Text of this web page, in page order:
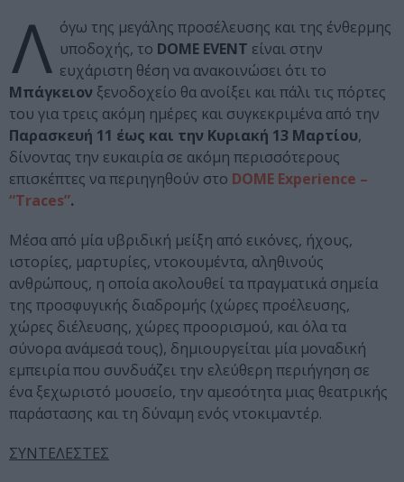
Λ όγω της μεγάλης προσέλευσης και της ένθερμης
υποδοχής, το DOME EVENT είναι στην
ευχάριστη θέση να ανακοινώσει ότι το
Μπάγκειον ξενοδοχείο θα ανοίξει και πάλι τις πόρτες
του για τρεις ακόμη ημέρες και συγκεκριμένα από την
Παρασκευή 11 έως και την Κυριακή 13 Μαρτίου,
δίνοντας την ευκαιρία σε ακόμη περισσότερους
επισκέπτες να περιηγηθούν στο DOME Experience –
“Traces”.
Μέσα από μία υβριδική μείξη από εικόνες, ήχους,
ιστορίες, μαρτυρίες, ντοκουμέντα, αληθινούς
ανθρώπους, η οποία ακολουθεί τα πραγματικά σημεία
της προσφυγικής διαδρομής (χώρες προέλευσης,
χώρες διέλευσης, χώρες προορισμού, και όλα τα
σύνορα ανάμεσά τους), δημιουργείται μία μοναδική
εμπειρία που συνδυάζει την ελεύθερη περιήγηση σε
ένα ξεχωριστό μουσείο, την αμεσότητα μιας θεατρικής
παράστασης και τη δύναμη ενός ντοκιμαντέρ.
ΣΥΝΤΕΛΕΣΤΕΣ